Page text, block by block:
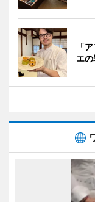
「
エ